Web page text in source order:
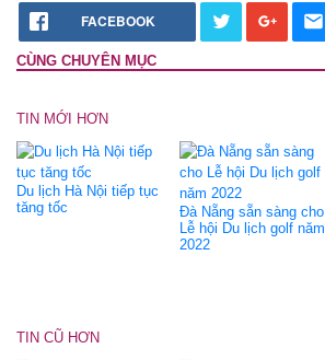
FACEBOOK
CÙNG CHUYÊN MỤC
TIN MỚI HƠN
Du lịch Hà Nội tiếp tục
tăng tốc
Đà Nẵng sẵn sàng cho
Lễ hội Du lịch golf năm
2022
TIN CŨ HƠN